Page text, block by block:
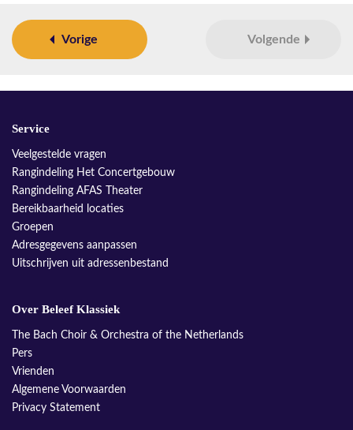
Vorige Volgende
Service
Veelgestelde vragen
Rangindeling Het Concertgebouw
Rangindeling AFAS Theater
Bereikbaarheid locaties
Groepen
Adresgegevens aanpassen
Uitschrijven uit adressenbestand
Over Beleef Klassiek
The Bach Choir & Orchestra of the Netherlands
Pers
Vrienden
Algemene Voorwaarden
Privacy Statement